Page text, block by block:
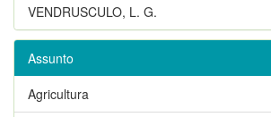
VENDRUSCULO, L. G.
Assunto
Agricultura